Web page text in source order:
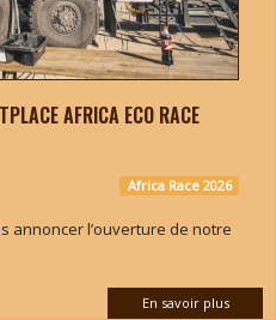
AFRICA ECO RACE
Africa Race 2026
annoncer l’ouverture de notre
En savoir plus